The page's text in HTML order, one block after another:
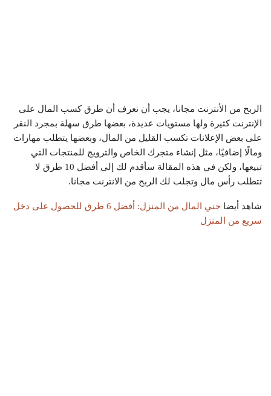
الربح من الأنترنت مجانا، يجب أن نعرف أن طرق كسب المال على
الإنترنت كثيرة ولها مستويات عديدة، بعضها طرق سهلة بمجرد النقر
على بعض الإعلانات تكسب القليل من المال، وبعضها يتطلب مهارات
ومالًا إضافيًا، مثل إنشاء متجرك الخاص والترويج للمنتجات التي
تبيعها، ولكن في هذه المقالة سأقدم لك إلى أفضل 10 طرق لا
تتطلب رأس مال وتجلب لك
الربح من الانترنت مجانا.
شاهد أيضا
جني المال من المنزل: أفضل 6 طرق للحصول على دخل
سريع من المنزل